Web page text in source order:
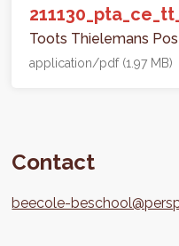
Toots Thielemans
application/pdf (1.97 MB)
Contact
beecole-